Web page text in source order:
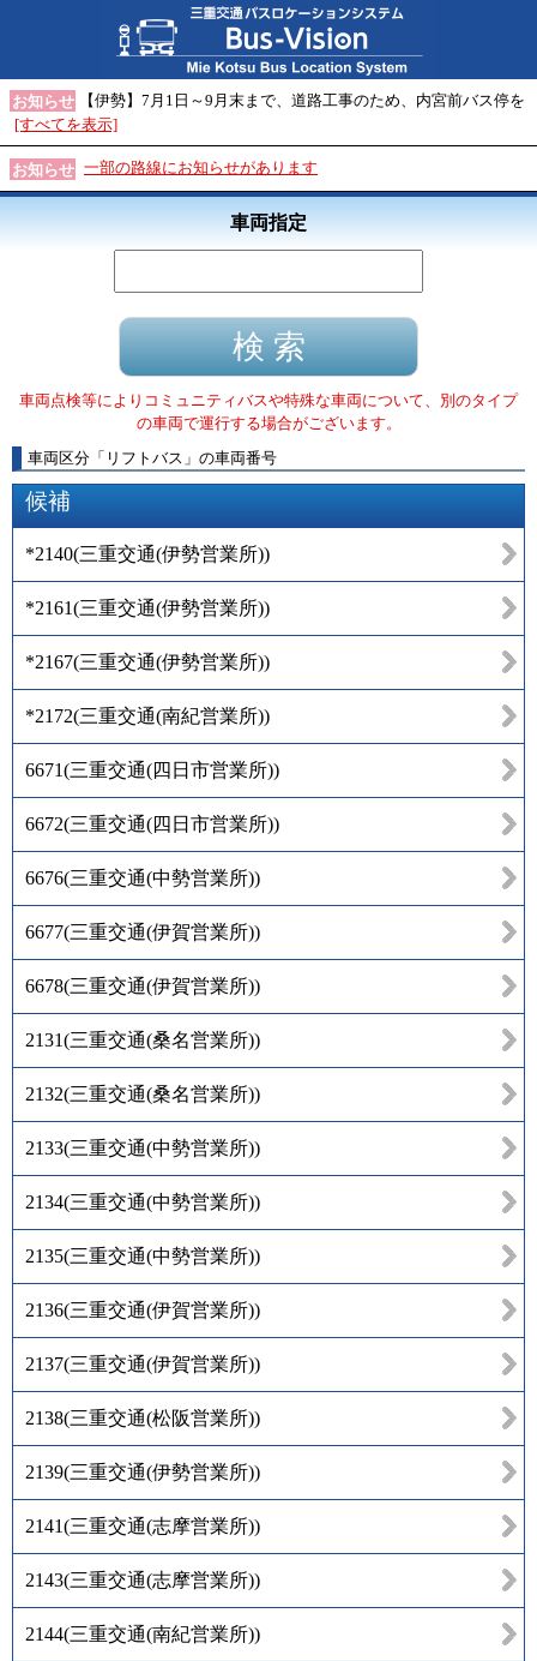
お知らせ
【伊勢】7月1日～9月末まで、道路工事のため、内宮前バス停を
[すべてを表示]
お知らせ 一部の路線にお知らせがあります
車両指定
車両点検等によりコミュニティバスや特殊な車両について、別のタイプ
の車両で運行する場合がございます。
車両区分 「 リフトバス 」 の車両番号
候補
*2140(三重交通(伊勢営業所))
*2161(三重交通(伊勢営業所))
*2167(三重交通(伊勢営業所))
*2172(三重交通(南紀営業所))
6671(三重交通(四日市営業所))
6672(三重交通(四日市営業所))
6676(三重交通(中勢営業所))
6677(三重交通(伊賀営業所))
6678(三重交通(伊賀営業所))
2131(三重交通(桑名営業所))
2132(三重交通(桑名営業所))
2133(三重交通(中勢営業所))
2134(三重交通(中勢営業所))
2135(三重交通(中勢営業所))
2136(三重交通(伊賀営業所))
2137(三重交通(伊賀営業所))
2138(三重交通(松阪営業所))
2139(三重交通(伊勢営業所))
2141(三重交通(志摩営業所))
2143(三重交通(志摩営業所))
2144(三重交通(南紀営業所))